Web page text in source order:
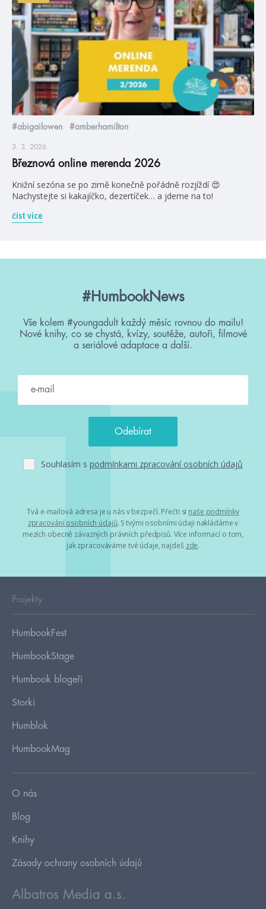
#abigailowen #amberhamilton
3. 3. 2026
Březnová online merenda 2026
Knižní sezóna se po zimě konečně pořádně rozjíždí 😍
Nachystejte si kakajíčko, dezertíček… a jdeme na to!
číst více
#HumbookNews
Vše kolem #youngadult každý měsíc rovnou do mailu!
Nové knihy, co se chystá, kvízy, soutěže, autoři, filmové
a seriálové adaptace a další.
Souhlasím s podmínkami zpracování osobních údajů
Tvá e-mailová adresa je u nás v bezpečí. Přečti si naše podmínky
zpracování osobních údajů. S tvými osobními údaji nakládáme v
mezích obecně závazných právních předpisů. Více informací o tom,
jak zpracováváme tvé údaje, najdeš zde.
Projekty
HumbookFest
HumbookStage
Humbook blogeři
Storki
Humblok
HumbookMag
O nás
Blog
Knihy
Zásady ochrany osobních údajů
Albatros Media a.s.